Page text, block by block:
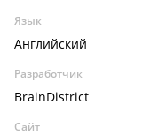
Язык
Английский
Разработчик
BrainDistrict
Сайт